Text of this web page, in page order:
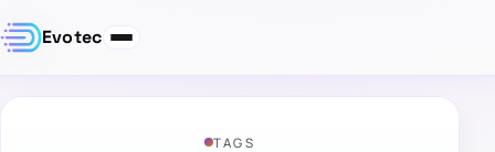
Evotec
TAGS